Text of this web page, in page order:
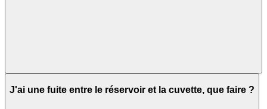
J'ai une fuite entre le réservoir et la cuvette, que faire ?